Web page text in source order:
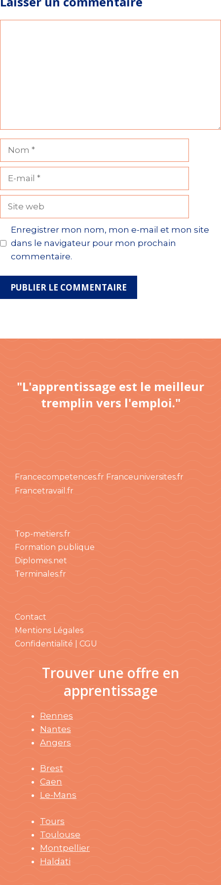
Site
Enregistrer mon nom, mon e-mail et mon site
dans le navigateur pour mon prochain
commentaire.
"L'apprentissage est le meilleur
tremplin vers l'emploi."
Francecompetences.fr Franceuniversites.fr
Francetravail.fr
Top-metiers.fr
Formation publique
Diplomes.net
Terminales.fr
Contact
Mentions Légales
Confidentialité | CGU
Trouver une offre en
apprentissage
Rennes
Nantes
Angers
Brest
Caen
Le-Mans
Tours
Toulouse
Montpellier
Haldati